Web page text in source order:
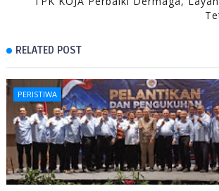
RELATED POST
PERISTIWA